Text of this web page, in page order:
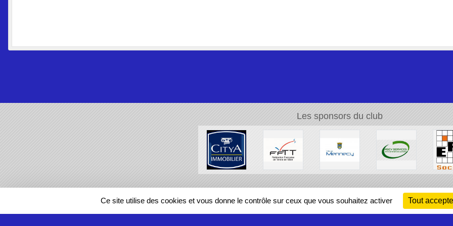
Les sponsors du club
REGIONS
Ce site utilise des cookies et vous donne le contrôle sur ceux que vous souhaitez activer Tout